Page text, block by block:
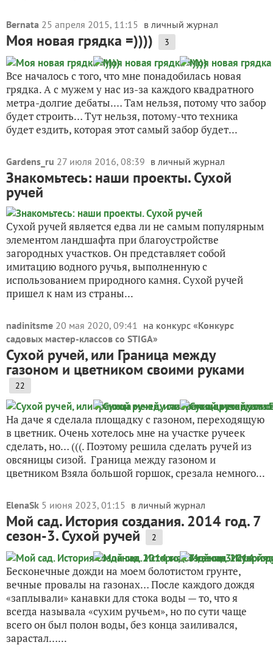
Bernata 25 апреля 2015, 11:15 в личный журнал
Моя новая грядка =)))) 3
Все началось с того, что мне понадобилась новая
грядка. А с мужем у нас из-за каждого квадратного
метра-долгие дебаты.… Там нельзя, потому что забор
будет строить… Тут нельзя, потому-что техника
будет ездить, которая этот самый забор будет...
Gardens_ru 27 июля 2016, 08:39 в личный журнал
Знакомьтесь: наши проекты. Сухой
ручей
Сухой ручей является едва ли не самым популярным
элементом ландшафта при благоустройстве
загородных участков. Он представляет собой
имитацию водного ручья, выполненную с
использованием природного камня. Сухой ручей
пришел к нам из страны...
nadinitsme 20 мая 2020, 09:41 на конкурс «Конкурс
садовых мастер-классов со STIGA»
Сухой ручей, или Граница между
газоном и цветником своими руками
22
На даче я сделала площадку с газоном, переходящую
в цветник. Очень хотелось мне на участке ручеек
сделать, но… (((. Поэтому решила сделать ручей из
овсяницы сизой. Граница между газоном и
цветником Взяла большой горшок, срезала немного...
ElenaSk 5 июня 2023, 01:15 в личный журнал
Мой сад. История создания. 2014 год. 7
сезон-3. Сухой ручей 2
Бесконечные дожди на моем болотистом грунте,
вечные провалы на газонах… После каждого дождя
«заплывали» канавки для стока воды — то, что я
всегда называла «сухим ручьем», но по сути чаще
всего он был полон воды, без конца заиливался,
зарастал…...